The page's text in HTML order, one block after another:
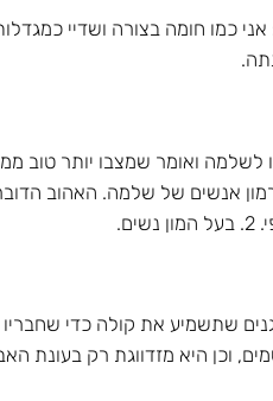
אני כמו חומה בצורה ושדיי
אנשים של שלמה. האהוב
שתשמיע את קולה כדי שחבריו
וכן היא מזדווגת רק בעונת